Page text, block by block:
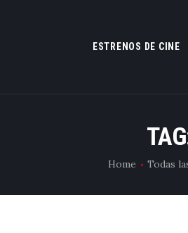
ESTRENOS DE CINE
Home Todas